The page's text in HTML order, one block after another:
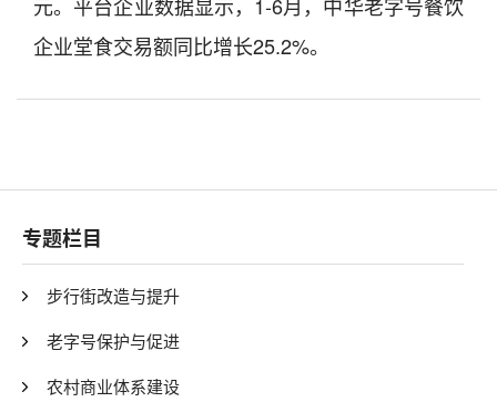
企业堂食交易额同比增长25.2%。
专题栏目
步行街改造与提升
老字号保护与促进
农村商业体系建设